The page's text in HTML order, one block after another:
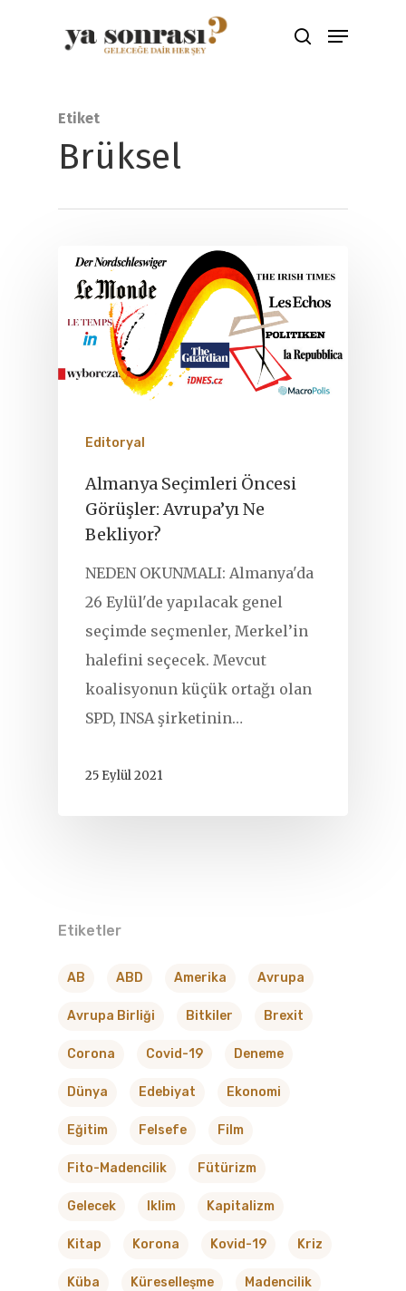
tuşuna basınız
Etiket
Brüksel
Editoryal
Almanya Seçimleri Öncesi
Görüşler: Avrupa’yı Ne
Bekliyor?
NEDEN OKUNMALI: Almanya'da
26 Eylül'de yapılacak genel
seçimde seçmenler, Merkel’in
halefini seçecek. Mevcut
koalisyonun küçük ortağı olan
SPD, INSA şirketinin…
25 Eylül 2021
Etiketler
AB ABD Amerika Avrupa
Avrupa Birliği Bitkiler Brexit
Corona Covid-19 Deneme
Dünya Edebiyat Ekonomi
Eğitim Felsefe Film
Fito-Madencilik Fütürizm
Gelecek Iklim Kapitalizm
Kitap Korona Kovid-19 Kriz
Küba Küreselleşme Madencilik